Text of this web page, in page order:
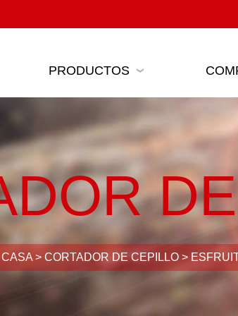
PRODUCTOS
CASA > CORTADOR DE CEPILLO >